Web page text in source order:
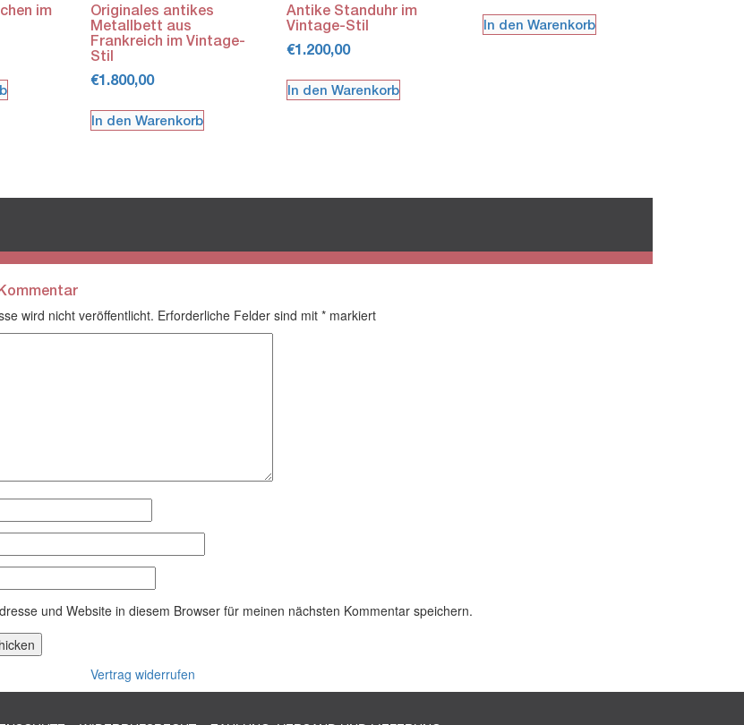
im
Originales antikes
Metallbett aus
Frankreich im Vintage-
Stil
€1.800,00
In den Warenkorb
Antike Standuhr im
Vintage-Stil
€1.200,00
In den Warenkorb
In den Warenkorb
wird nicht veröffentlicht. Erforderliche Felder sind mit *markiert
und Website in diesem Browser für meinen nächsten Kommentar speichern.
Vertrag widerrufen